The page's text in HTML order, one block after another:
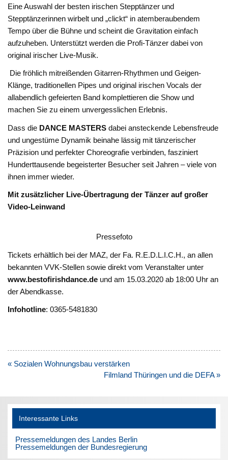
Eine Auswahl der besten irischen Stepptänzer und
Stepptänzerinnen wirbelt und „clickt“ in atemberaubendem
Tempo über die Bühne und scheint die Gravitation einfach
aufzuheben. Unterstützt werden die Profi-Tänzer dabei von
original irischer Live-Musik.
Die fröhlich mitreißenden Gitarren-Rhythmen und Geigen-
Klänge, traditionellen Pipes und original irischen Vocals der
allabendlich gefeierten Band komplettieren die Show und
machen Sie zu einem unvergesslichen Erlebnis.
Dass die DANCE MASTERSdabei ansteckende Lebensfreude
und ungestüme Dynamik beinahe lässig mit tänzerischer
Präzision und perfekter Choreografie verbinden, fasziniert
Hunderttausende begeisterter Besucher seit Jahren – viele von
ihnen immer wieder.
Mit zusätzlicher Live-Übertragung der Tänzer auf großer
Video-Leinwand
Pressefoto
Tickets erhältlich bei der MAZ, der Fa. R.E.D.L.I.C.H., an allen
bekannten VVK-Stellen sowie direkt vom Veranstalter unter
www.bestofirishdance.de und am 15.03.2020 ab 18:00 Uhr an
der Abendkasse.
Infohotline: 0365-5481830
Beitragsnavigation
« Sozialen Wohnungsbau verstärken
Filmland Thüringen und die DEFA »
Interessante Links
Pressemeldungen des Landes Berlin
Pressemeldungen der Bundesregierung